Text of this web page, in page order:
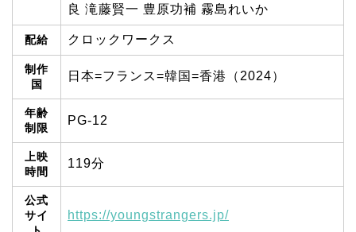
良 滝藤賢一 豊原功補 霧島れいか
配給 クロックワークス
制作
国
日本=フランス=韓国=香港（2024）
年齢
制限
PG-12
上映
時間
119分
公式
サイ
https://youngstrangers.jp/